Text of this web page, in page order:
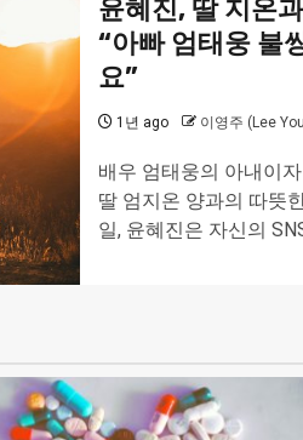
윤혜진, 딸 지온
“아빠 엄태웅 불
요”
1년 ago 이영주 (Lee
배우 엄태웅의 아내이
딸 엄지온 양과의 따뜻
일, 윤혜진은 자신의